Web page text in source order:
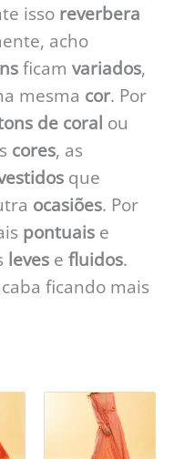
isso reverbera
acho
ficam variados,
mesma cor. Por
de coral ou
cores, as
que
ocasiões. Por
pontuais e
leves e fluidos.
ficando mais